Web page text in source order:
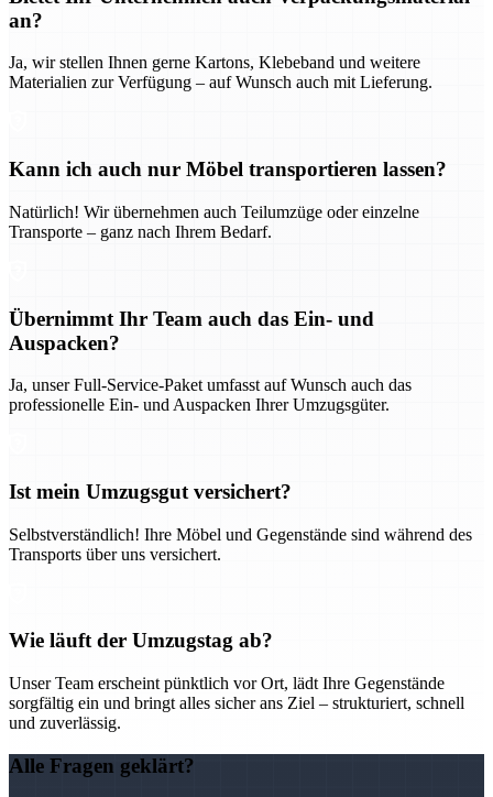
an?
Ja, wir stellen Ihnen gerne Kartons, Klebeband und weitere
Materialien zur Verfügung – auf Wunsch auch mit Lieferung.
Kann ich auch nur Möbel transportieren lassen?
Natürlich! Wir übernehmen auch Teilumzüge oder einzelne
Transporte – ganz nach Ihrem Bedarf.
Übernimmt Ihr Team auch das Ein- und
Auspacken?
Ja, unser Full-Service-Paket umfasst auf Wunsch auch das
professionelle Ein- und Auspacken Ihrer Umzugsgüter.
Ist mein Umzugsgut versichert?
Selbstverständlich! Ihre Möbel und Gegenstände sind während des
Transports über uns versichert.
Wie läuft der Umzugstag ab?
Unser Team erscheint pünktlich vor Ort, lädt Ihre Gegenstände
sorgfältig ein und bringt alles sicher ans Ziel – strukturiert, schnell
und zuverlässig.
Alle Fragen geklärt?